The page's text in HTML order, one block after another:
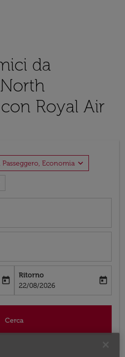
da
Royal Air
Passeggero, Economia expand_more
aria-label
today
Ritorno
fc-booking-return-date-aria-label
22/08/2026
today
Cerca